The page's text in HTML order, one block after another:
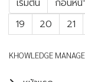
เริ่มต้น ก่อนหน้
19
20 21
KHOWLEDGE